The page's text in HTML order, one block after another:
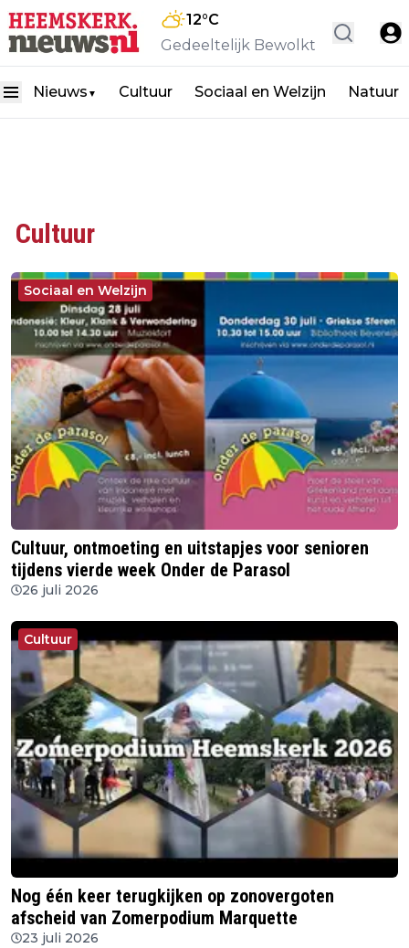
12°C
Gedeeltelijk Bewolkt
Nieuws ▼ Cultuur Sociaal en Welzijn Natuur
Cultuur
Sociaal en Welzijn
Cultuur, ontmoeting en uitstapjes voor senioren
tijdens vierde week Onder de Parasol
26 juli 2026
Cultuur
Nog één keer terugkijken op zonovergoten
afscheid van Zomerpodium Marquette
23 juli 2026